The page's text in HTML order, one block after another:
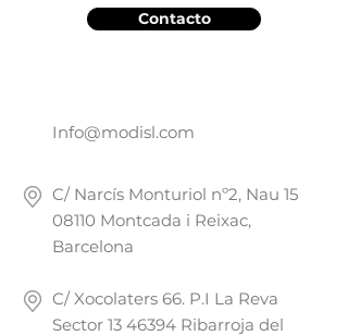
Contacto
Info@modisl.com
C/ Narcís Monturiol nº2, Nau 15
08110 Montcada i Reixac,
Barcelona
C/ Xocolaters 66. P.I La Reva
Sector 13 46394 Ribarroja del